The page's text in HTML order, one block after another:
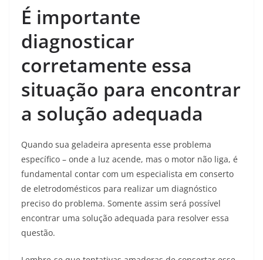
É importante
diagnosticar
corretamente essa
situação para encontrar
a solução adequada
Quando sua geladeira apresenta esse problema
específico – onde a luz acende, mas o motor não liga, é
fundamental contar com um especialista em conserto
de eletrodomésticos para realizar um diagnóstico
preciso do problema. Somente assim será possível
encontrar uma solução adequada para resolver essa
questão.